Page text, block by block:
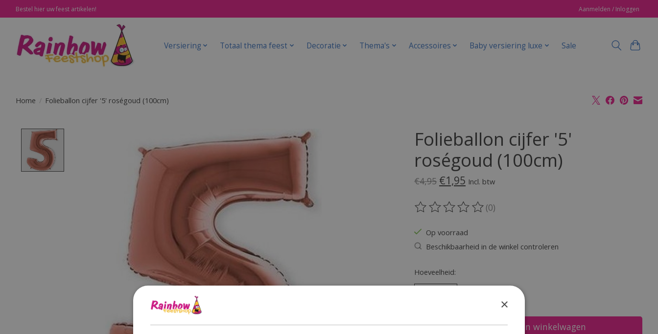
Bestel hier uw feest artikelen! Aanmelden / Inloggen
Versiering Totaal thema feest Decoratie Thema's Accessoires Baby versiering luxe Sale
Home / Folieballon cijfer '5' roségoud (100cm)
Folieballon cijfer '5'
roségoud (100cm)
€4,95 €1,95 Incl. btw
De beoordeling van dit product is
(0)
Op voorraad
Beschikbaarheid in de winkel controleren
Hoeveelheid:
Toevoegen aan winkelwagen
×